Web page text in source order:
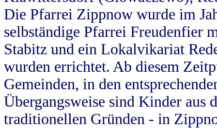
Die Pfarrei Zippnow wurde im
selbständige Pfarrei Freudenfier
Stabitz und ein Lokalvikariat
wurden errichtet. Ab diesem
Gemeinden, in den
Übergangsweise sind Kinder aus
traditionellen Gründen - in